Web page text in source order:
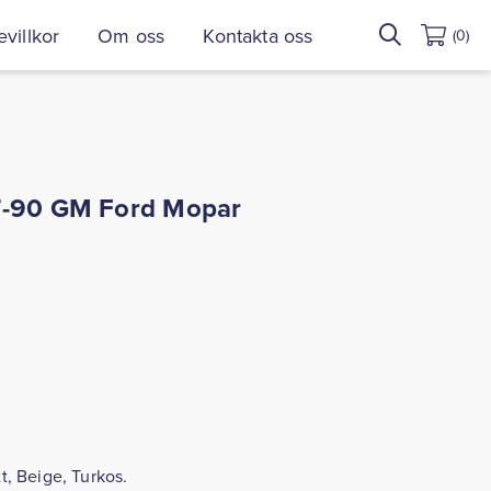
Om oss Kontakta oss
Sök
efter:
(0)
GM Ford Mopar
Beige, Turkos.